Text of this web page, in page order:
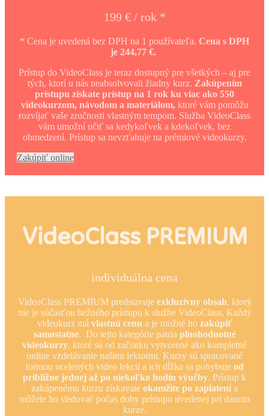
199 € / rok *
* Cena je uvedená bez DPH na 1 používateľa. Cena s DPH
je 244,77 €.
Prístup do VideoClass je teraz dostupný pre všetkých – aj pre
tých, ktorí u nás neabsolvovali žiadny kurz. Zakúpením
prístupu získate prístup na 1 rok ku viac ako 550
videokurzom, návodom a materiálom,ktoré vám pomôžu
rozvíjať vaše zručnosti vlastným tempom. Služba VideoClass
vám umožní učiť sa kedykoľvek a kdekoľvek, bez
obmedzení. Prístup sa nevzťahuje na prémiové videokurzy.
Zakúpiť online
VideoClass PREMIUM
individuálna cena
VideoClass PREMIUM predstavuje exkluzívny obsah, ktorý
nie je súčasťou bežného prístupu k službe VideoClass. Každý
videokurz má vlastnú cenu a je možné ho zakúpiť
samostatne. Do tejto kategórie patria plnohodnotné
videokurzy, ktoré sú od začiatku vytvorené ako kompletné
online vzdelávanie našimi lektormi. Kurzy sú spracované
formou ucelených video lekcií a ich dĺžka sa pohybuje od
približne jednej až po niekoľko hodín výučby. Prístup k
zakúpenému kurzu získavate okamžite po zaplatenía
môžete ho sledovať počas doby prístupu uvedenej pri danom
kurze.